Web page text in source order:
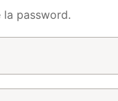
password.